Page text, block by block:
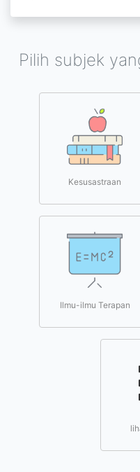
Pilih subjek
Kesusastraan
Ilmu-ilmu Terapan